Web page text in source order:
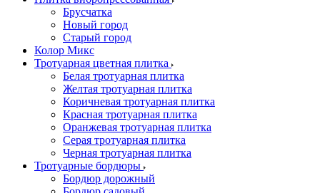
Брусчатка
Новый город
Старый город
Колор Микс
Тротуарная цветная плитка
Белая тротуарная плитка
Желтая тротуарная плитка
Коричневая тротуарная плитка
Красная тротуарная плитка
Оранжевая тротуарная плитка
Серая тротуарная плитка
Черная тротуарная плитка
Тротуарные бордюры
Бордюр дорожный